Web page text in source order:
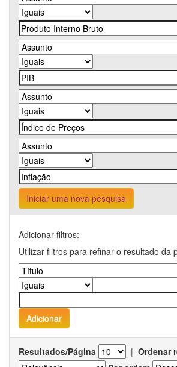
Iniciar uma nova pesquisa
Adicionar filtros:
Utilizar filtros para refinar o resultado da
Resultados/Página | Ordenar